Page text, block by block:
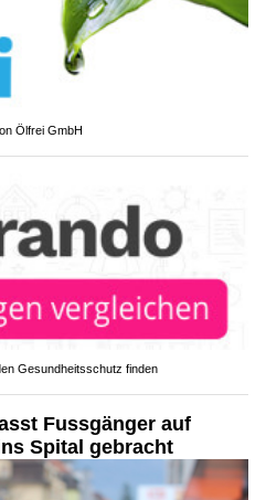
Ölfrei GmbH
Gesundheitsschutz finden
Fussgänger auf
Spital gebracht